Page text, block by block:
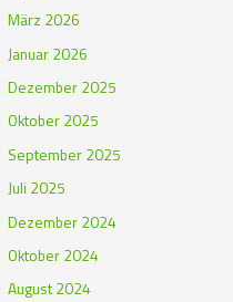
März 2026
Januar 2026
Dezember 2025
Oktober 2025
September 2025
Juli 2025
Dezember 2024
Oktober 2024
August 2024